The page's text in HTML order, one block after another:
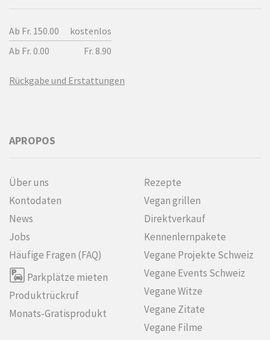
Ab Fr. 150.00
kostenlos
Ab Fr. 0.00
Fr. 8.90
Rückgabe und Erstattungen
APROPOS
Über uns
Kontodaten
News
Jobs
Häufige Fragen (FAQ)
Parkplätze mieten
Produktrückruf
Monats-Gratisprodukt
Rezepte
Vegan grillen
Direktverkauf
Kennenlern­pakete
Vegane Projekte Schweiz
Vegane Events Schweiz
Vegane Witze
Vegane Zitate
Vegane Filme